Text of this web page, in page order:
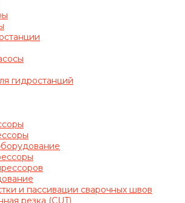
гидростанций
и пассивации сварочных швов
резка (CUT)